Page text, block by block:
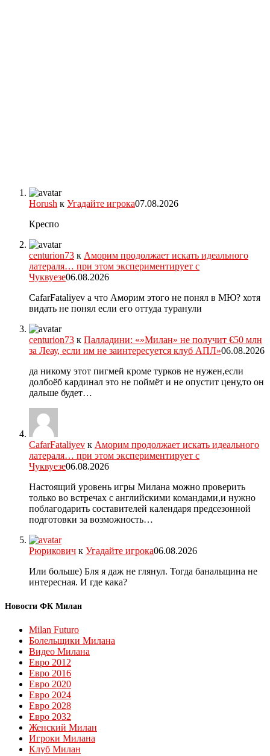
Horush к Угадайте игрока07.08.2026
Креспо
centurion73 к Аморим продолжает искать идеального
латераля… при этом экспериментирует с
Чуквуезе06.08.2026
CafarFataliyev а что Аморим этого не понял в МЮ? хотя
видать не понял если его оттуда туранули
centurion73 к Палладини: «»Милан» не получит €50 млн
за Леау, если им не заинтересуется клуб АПЛ»06.08.2026
да никому этот пигмей кроме турков не нужен,если
долбоёб кардинал это не поймёт и не опустит цену,то он
дальше будет…
CafarFataliyev к Аморим продолжает искать идеального
латераля… при этом экспериментирует с
Чуквуезе06.08.2026
Настоящий уровень игры Милана можно проверить
только во встречах с английскими командами,и нужно
поблагодарить составителей календаря предсезонной
подготовки за возможность…
Рюрикович к Угадайте игрока06.08.2026
Или больше) Бля я даж не глянул. Тогда банальщина не
интересная. И где кака?
Новости ФК Милан
Milan Futuro
Болельщики Милана
Видео Милана
Евро 2012
Евро 2016
Евро 2020
Евро 2024
Евро 2028
Евро 2032
Женский Милан
Игроки Милана
Клуб Милан